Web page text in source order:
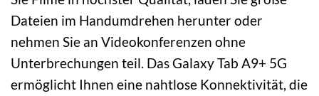
Dateien im Handumdrehen herunter oder
nehmen Sie an Videokonferenzen ohne
Unterbrechungen teil. Das Galaxy Tab A9+ 5G
ermöglicht Ihnen eine nahtlose Konnektivität, die